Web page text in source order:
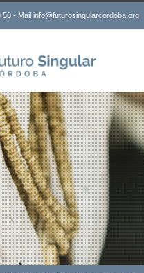
50 - Mail info@futurosingularcordoba.org